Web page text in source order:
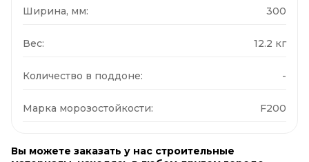
Ширина, мм: 300
Вес: 12.2 кг
Количество в поддоне: -
Марка морозостойкости: F200
Вы можете заказать у нас строительные